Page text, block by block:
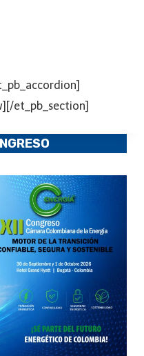
et_pb_section]